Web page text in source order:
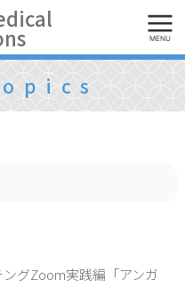
MENU
グZoom実践編「アンガ